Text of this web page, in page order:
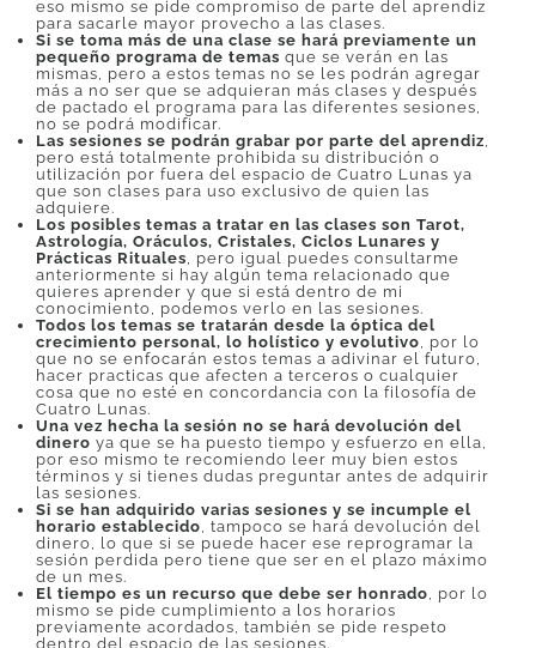
eso mismo se pide compromiso de parte del aprendiz
para sacarle mayor provecho a las clases.
Si se toma más de una clase se hará previamente un
pequeño programa de temas que se verán en las
mismas, pero a estos temas no se les podrán agregar
más a no ser que se adquieran más clases y después
de pactado el programa para las diferentes sesiones,
no se podrá modificar.
Las sesiones se podrán grabar por parte del aprendiz
pero está totalmente prohibida su distribución o
utilización por fuera del espacio de Cuatro Lunas ya
que son clases para uso exclusivo de quien las
adquiere.
Los posibles temas a tratar en las clases son Tarot,
Astrología, Oráculos, Cristales, Ciclos Lunares y
Prácticas Rituales , pero igual puedes consultarme
anteriormente si hay algún tema relacionado que
quieres aprender y que si está dentro de mi
conocimiento, podemos verlo en las sesiones.
Todos los temas se tratarán desde la óptica del
crecimiento personal, lo holístico y evolutivo , por lo
que no se enfocarán estos temas a adivinar el futuro,
hacer practicas que afecten a terceros o cualquier
cosa que no esté en concordancia con la filosofía de
Cuatro Lunas.
Una vez hecha la sesión no se hará devolución del
dinero ya que se ha puesto tiempo y esfuerzo en ella,
por eso mismo te recomiendo leer muy bien estos
términos y si tienes dudas preguntar antes de adquirir
las sesiones.
Si se han adquirido varias sesiones y se incumple el
horario establecido , tampoco se hará devolución del
dinero, lo que si se puede hacer ese reprogramar la
sesión perdida pero tiene que ser en el plazo máximo
de un mes.
El tiempo es un recurso que debe ser honrado , por lo
mismo se pide cumplimiento a los horarios
previamente acordados, también se pide respeto
dentro del espacio de las sesiones.